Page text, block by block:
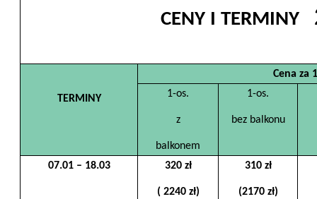
CENY I TERMINY
TERMINY
Cena za
1-os.
z
balkonem
1-os.
bez balkonu
07.01 – 18.03 320 zł
( 2240 zł)
310 zł
(2170 zł)